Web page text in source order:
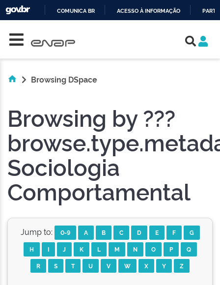
COMUNICA BR ACESSO À INFORMAÇÃO
Browsing DSpace
Browsing by ???
Sociologia
Comportamental
Jump to: 0-9 A B C D E F
G
H
I J K L M N O P
Q
R
S T U V W X Y Z